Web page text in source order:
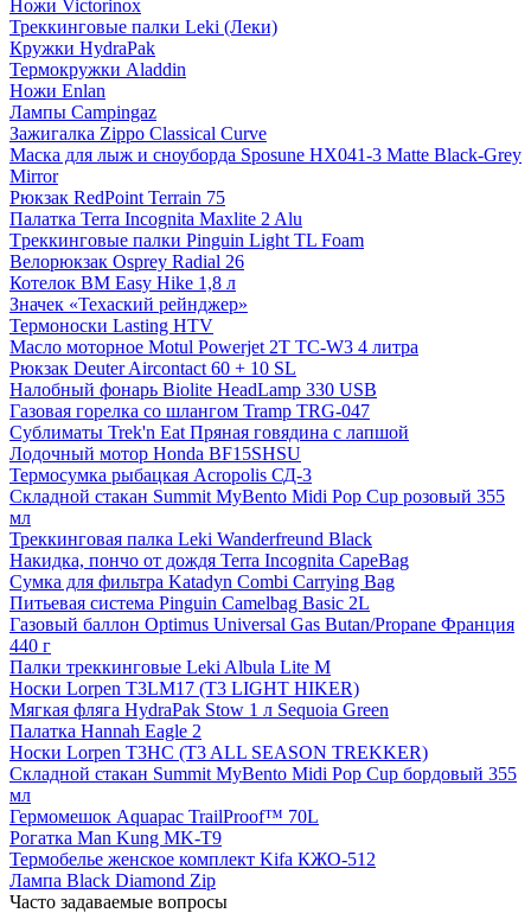
Ножи Victorinox
Треккинговые палки Leki (Леки)
Кружки HydraPak
Термокружки Aladdin
Ножи Enlan
Лампы Campingaz
Зажигалка Zippo Classical Curve
Маска для лыж и сноуборда Sposune HX041-3 Matte Black-Grey
Mirror
Рюкзак RedPoint Terrain 75
Палатка Terra Incognita Maxlite 2 Alu
Tреккинговые палки Pinguin Light TL Foam
Велорюкзак Osprey Radial 26
Котелок BM Easy Hike 1,8 л
Значек «Техаский рейнджер»
Термоноски Lasting HTV
Масло моторное Motul Powerjet 2T TC-W3 4 литра
Рюкзак Deuter Aircontact 60 + 10 SL
Налобный фонарь Biolite HeadLamp 330 USB
Газовая горелка со шлангом Tramp TRG-047
Сублиматы Trek'n Eat Пряная говядина с лапшой
Лодочный мотор Honda BF15SHSU
Термосумка рыбацкая Acropolis СД-3
Складной стакан Summit MyBento Midi Pop Cup розовый 355
мл
Треккинговая палка Leki Wanderfreund Black
Накидка, пончо от дождя Terra Incognita CapeBag
Сумка для фильтра Katadyn Combi Carrying Bag
Питьевая система Pinguin Camelbag Basic 2L
Газовый баллон Optimus Universal Gas Butan/Propane Франция
440 г
Палки треккинговые Leki Albula Lite M
Носки Lorpen T3LM17 (T3 LIGHT HIKER)
Мягкая фляга HydraPak Stow 1 л Sequoia Green
Палатка Hannah Eagle 2
Носки Lorpen T3HC (T3 ALL SEASON TREKKER)
Складной стакан Summit MyBento Midi Pop Cup бордовый 355
мл
Гермомешок Aquapac TrailProof™ 70L
Рогатка Man Kung MK-T9
Термобелье женское комплект Kifa КЖО-512
Лампа Black Diamond Zip
Часто задаваемые вопросы